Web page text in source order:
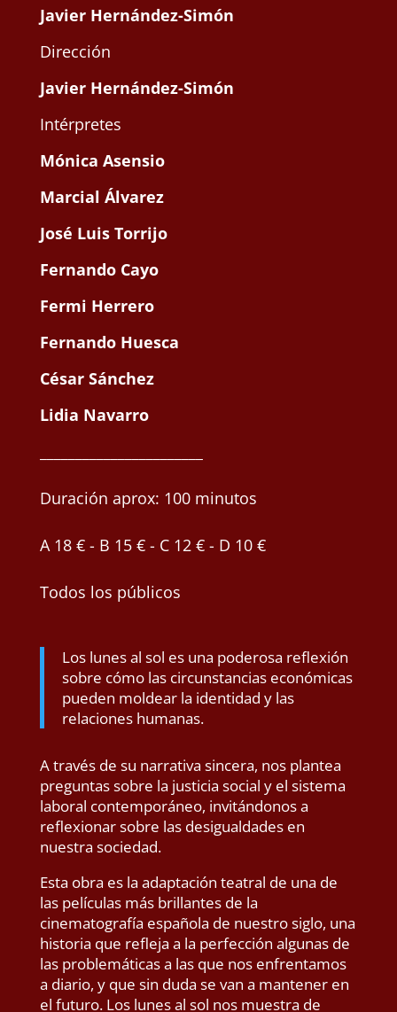
Javier Hernández-Simón
Dirección
Javier Hernández-Simón
Intérpretes
Mónica Asensio
Marcial Álvarez
José Luis Torrijo
Fernando Cayo
Fermi Herrero
Fernando Huesca
César Sánchez
Lidia Navarro
Duración aprox: 100 minutos
A 18 € - B 15 € - C 12 € - D 10 €
Todos los públicos
Los lunes al sol es una poderosa reflexión
sobre cómo las circunstancias económicas
pueden moldear la identidad y las
relaciones humanas.
A través de su narrativa sincera, nos plantea
preguntas sobre la justicia social y el sistema
laboral contemporáneo, invitándonos a
reflexionar sobre las desigualdades en
nuestra sociedad.
Esta obra es la adaptación teatral de una de
las películas más brillantes de la
cinematografía española de nuestro siglo, una
historia que refleja a la perfección algunas de
las problemáticas a las que nos enfrentamos
a diario, y que sin duda se van a mantener en
el futuro. Los lunes al sol nos muestra de